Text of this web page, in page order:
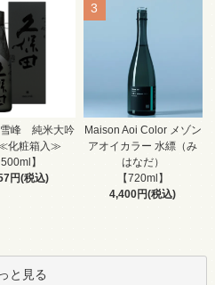
峰 純米大吟
化粧箱入≫
500ml】
円(税込)
3
Maison Aoi Color メゾン
アオイカラー 水縹（み
はなだ）
【720ml】
4,400円(税込)
と見る